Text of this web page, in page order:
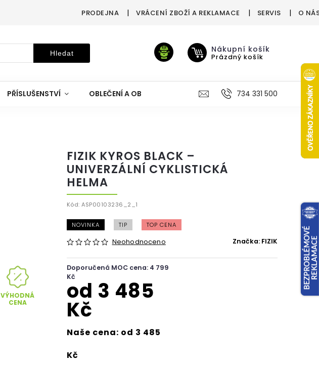
PRODEJNA VRÁCENÍ ZBOŽÍ A REKLAMACE SERVIS O
Hledat Nákupní košík
Prázdný košík
PŘÍSLUŠENSTVÍ OBLEČENÍ A OBUV VÝŽIVA VÝPRODEJ %
734 331 500
VÝHODNÁ
CENA
FIZIK KYROS BLACK –
UNIVERZÁLNÍ CYKLISTICKÁ
HELMA
Kód: ASP00103236_2_1
NOVINKA TIP TOP CENA
Neohodnoceno Značka: FIZIK
Doporučená MOC cena: 4 799
Kč
od 3 485
Kč
Naše cena: od 3 485
Kč